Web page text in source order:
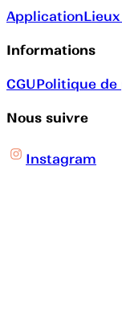
Application
Informations
CGUPolitique de
Nous suivre
Instagram